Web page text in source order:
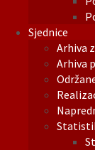
Sjednice
Arhiva
Arhiva